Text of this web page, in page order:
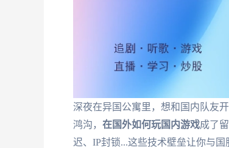
深夜在异国公寓里，想和国内队友
鸿沟， 在国外如何玩国内游戏成了
迟、IP封锁...这些技术壁垒让你与